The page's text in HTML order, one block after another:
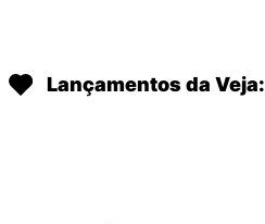
Lançamentos da Veja: